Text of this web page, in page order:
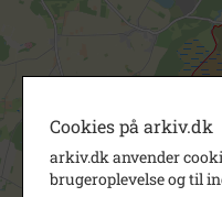
Cookies på arkiv.dk
arkiv.dk anvender
brugeroplevelse og til